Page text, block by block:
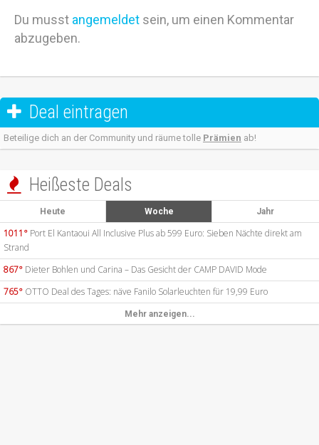
Du musst angemeldet sein, um einen Kommentar
abzugeben.
 Deal eintragen
Beteilige dich an der Community und räume tolle Prämien ab!
 Heißeste Deals
Heute Woche Jahr
1011° Port El Kantaoui All Inclusive Plus ab 599 Euro: Sieben Nächte direkt am
Strand
867° Dieter Bohlen und Carina – Das Gesicht der CAMP DAVID Mode
765° OTTO Deal des Tages: näve Fanilo Solarleuchten für 19,99 Euro
Mehr anzeigen...